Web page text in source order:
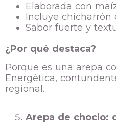
Elaborada con
Incluye chicharrón
Sabor fuerte y
¿Por qué destaca?
Porque es una arepa
Energética,
regional.
Arepa de choclo: